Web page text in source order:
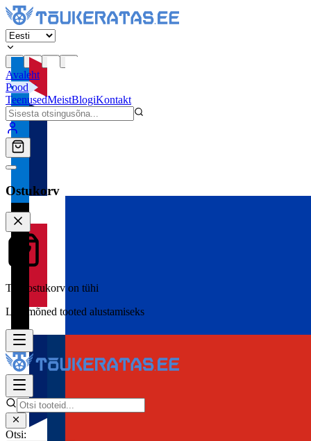
Avaleht
Pood
TeenusedMeistBlogiKontakt
Ostukorv
Teie ostukorv on tühi
Lisa mõned tooted alustamiseks
Otsi: